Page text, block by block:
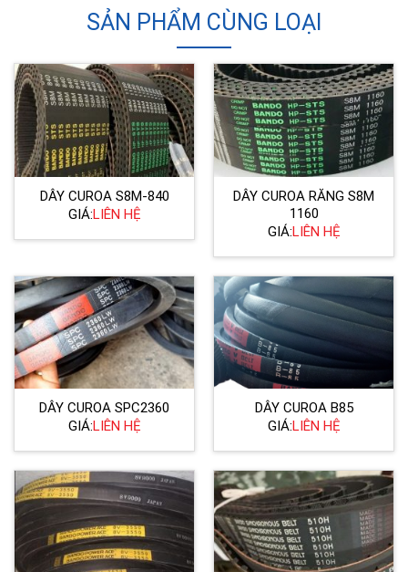
SẢN PHẨM CÙNG LOẠI
DÂY CUROA S8M-840
GIÁ:LIÊN HỆ
DÂY CUROA RĂNG S8M
1160
GIÁ:LIÊN HỆ
DÂY CUROA SPC2360
GIÁ:LIÊN HỆ
DÂY CUROA B85
GIÁ:LIÊN HỆ